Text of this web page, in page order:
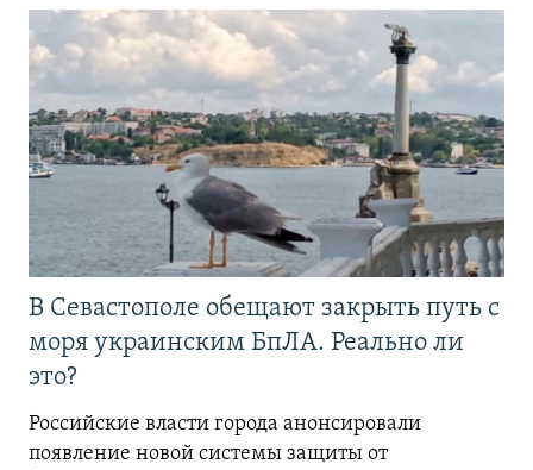
В Севастополе обещают закрыть путь с
моря украинским БпЛА. Реально ли
это?
Российские власти города анонсировали
появление новой системы защиты от